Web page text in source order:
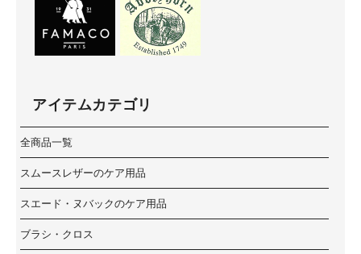
アイテムカテゴリ
全商品一覧
スムースレザーのケア用品
スエード・ヌバックのケア用品
ブラシ・クロス